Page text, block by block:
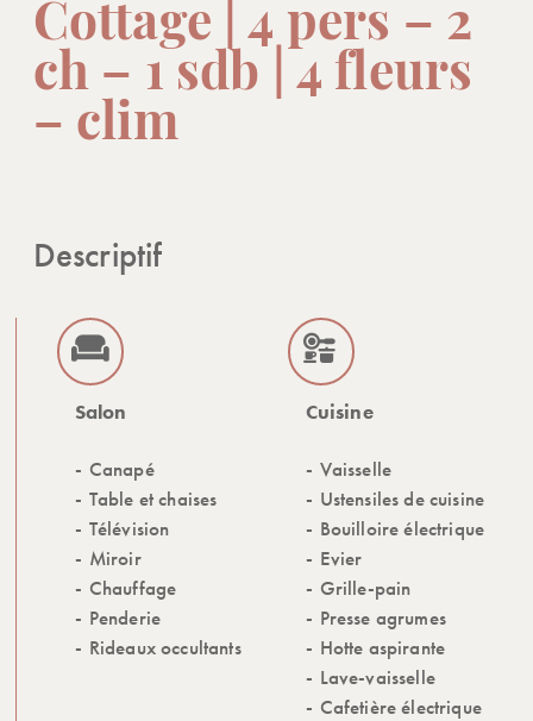
Cottage | 4 pers – 2
ch – 1 sdb | 4 fleurs
– clim
Descriptif
Salon
Canapé
Table et chaises
Télévision
Miroir
Chauffage
Penderie
Rideaux occultants
Cuisine
Vaisselle
Ustensiles de cuisine
Bouilloire électrique
Evier
Grille-pain
Presse agrumes
Hotte aspirante
Lave-vaisselle
Cafetière électrique